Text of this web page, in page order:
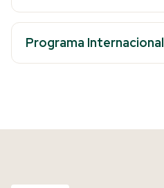
Programa Internacional